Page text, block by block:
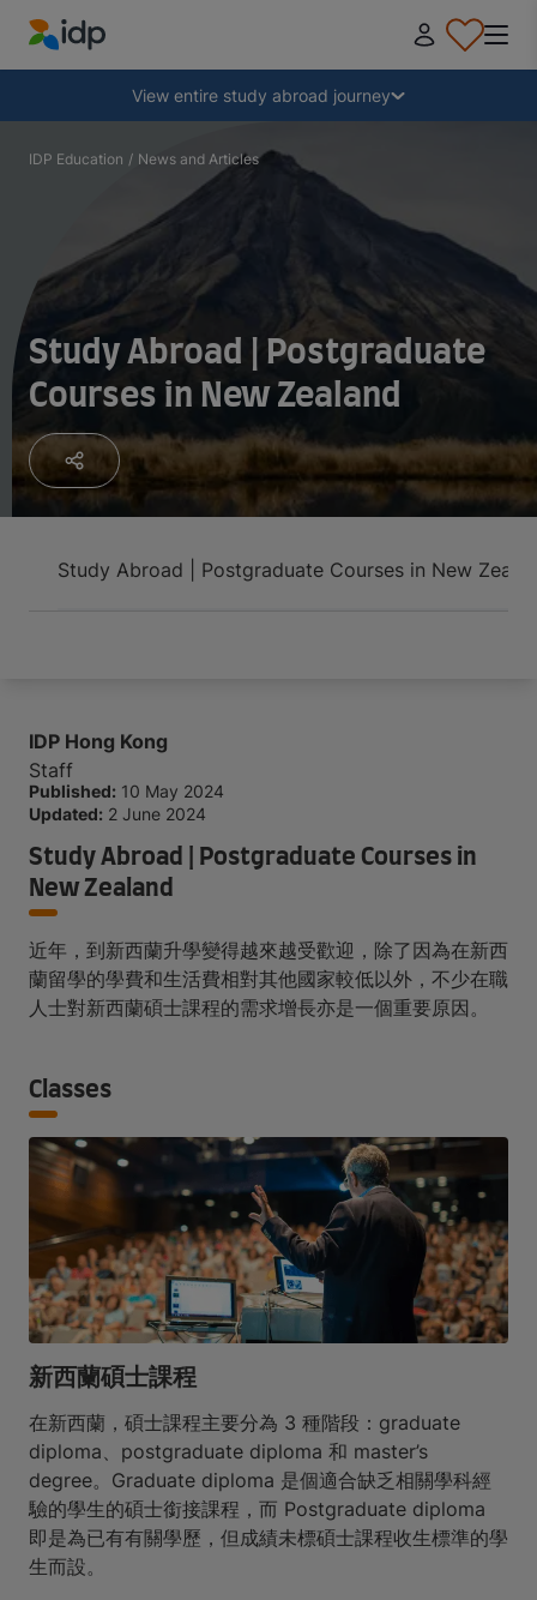
IDP Education
View entire study abroad journey
Why study abroad?
Where and what to study?
How do I apply?
After receiving an offer
Prepare to depart
Collapse
IDP Education / News and Articles
Study Abroad | Postgraduate
Courses in New Zealand
Study Abroad | Postgraduate Courses in New
IDP Hong Kong
Staff
Published: 10 May 2024
Updated: 2 June 2024
Study Abroad | Postgraduate Courses in
New Zealand
近年，到新西蘭升學變得越來越受歡迎，除了因為在新西
蘭留學的學費和生活費相對其他國家較低以外，不少在職
人士對新西蘭碩士課程的需求增長亦是一個重要原因。
Classes
新西蘭碩士課程
在新西蘭，碩士課程主要分為 3 種階段：graduate
diploma、postgraduate diploma 和 master’s
degree。Graduate diploma 是個適合缺乏相關學科經
驗的學生的碩士銜接課程，而 Postgraduate diploma
即是為已有有關學歷，但成績未標碩士課程收生標準的學
生而設。